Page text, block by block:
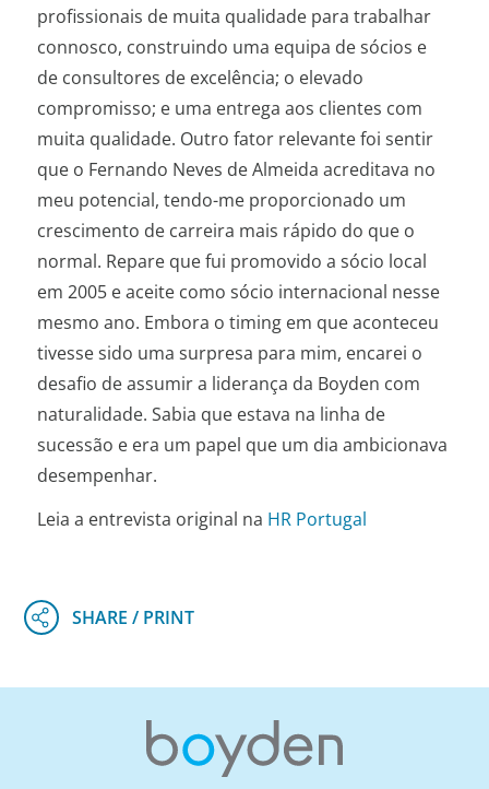
profissionais de muita qualidade para trabalhar
connosco, construindo uma equipa de sócios e
de consultores de excelência; o elevado
compromisso; e uma entrega aos clientes com
muita qualidade. Outro fator relevante foi sentir
que o Fernando Neves de Almeida acreditava no
meu potencial, tendo-me proporcionado um
crescimento de carreira mais rápido do que o
normal. Repare que fui promovido a sócio local
em 2005 e aceite como sócio internacional nesse
mesmo ano. Embora o timing em que aconteceu
tivesse sido uma surpresa para mim, encarei o
desafio de assumir a liderança da Boyden com
naturalidade. Sabia que estava na linha de
sucessão e era um papel que um dia ambicionava
desempenhar.
Leia a entrevista original na HR Portugal